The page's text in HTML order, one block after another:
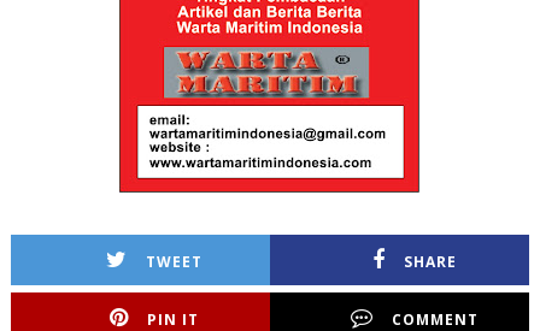
TWEET SHARE
PIN IT COMMENT